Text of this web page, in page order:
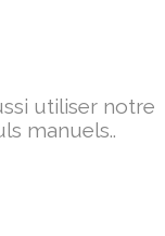
utiliser notre
manuels..